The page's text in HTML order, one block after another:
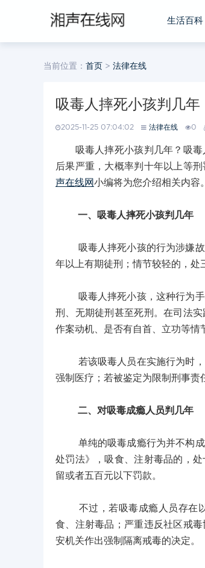
生活百科
当前位置： 首页 > 法律在线
吸毒人摔死小孩判几年
2025-11-25 07:04:02 法律在线 0
吸毒人摔死小孩判几年？吸毒
后果严重，大概率判十年以上等
声在线网小编将为您介绍相关内容。
一、吸毒人摔死小孩判几年
吸毒人摔死小孩的行为涉嫌故
年以上有期徒刑；情节较轻的，处
吸毒人摔死小孩，这种行为手
刑、无期徒刑甚至死刑。在司法
作案动机、是否有自首、立功等情
若该吸毒人员在实施行为时，
强制医疗；若被鉴定为限制刑事责
二、对吸毒成瘾人员判几年
单纯的吸毒成瘾行为并不构成
处罚法》，吸食、注射毒品的，
留或者五百元以下罚款。
不过，若吸毒成瘾人员存在以
食、注射毒品；严重违反社区戒
安机关作出强制隔离戒毒的决定。